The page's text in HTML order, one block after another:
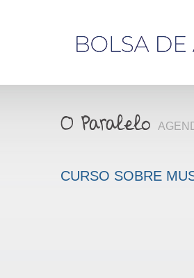
CURSO SOBRE